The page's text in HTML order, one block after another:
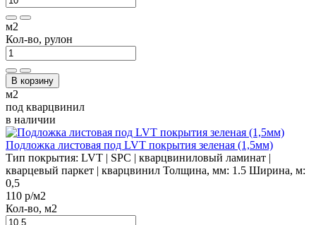
м2
Кол-во, рулон
В корзину
м2
под кварцвинил
в наличии
Подложка листовая под LVT покрытия зеленая (1,5мм)
Тип покрытия: LVT | SPC | кварцвиниловый ламинат |
кварцевый паркет | кварцвинил Толщина, мм: 1.5 Ширина, м:
0,5
110 р/м2
Кол-во, м2